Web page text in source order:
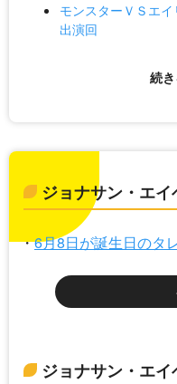
モンスターＶＳエイ
出演回
ジョナサン・エ
6月8日が誕生日のタ
ジョナサン・エ